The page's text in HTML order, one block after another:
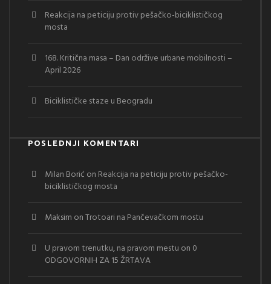
Reakcija na peticiju protiv pešačko-biciklističkog
mosta
168. Kritična masa – Dan održive urbane mobilnosti –
April 2026
Biciklističke staze u Beogradu
POSLEDNJI KOMENTARI
Milan Borić on Reakcija na peticiju protiv pešačko-
biciklističkog mosta
Maksim onTrotoari na Pančevačkom mostu
U pravom trenutku, na pravom mestu on 0
ODGOVORNIH ZA 15 ŽRTAVA